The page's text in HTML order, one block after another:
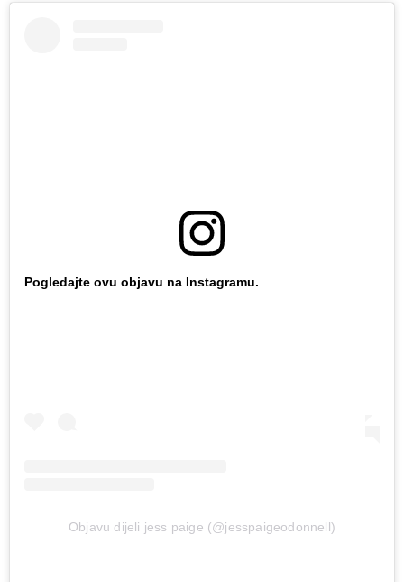
Pogledajte ovu objavu na Instagramu.
Objavu dijeli jess paige (@jesspaigeodonnell)